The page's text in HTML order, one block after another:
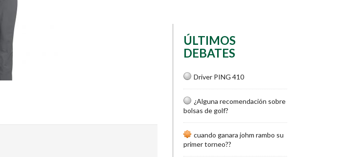
ÚLTIMOS
DEBATES
Driver PING 410
¿Alguna recomendación sobre
bolsas de golf?
cuando ganara johm rambo su
primer torneo??